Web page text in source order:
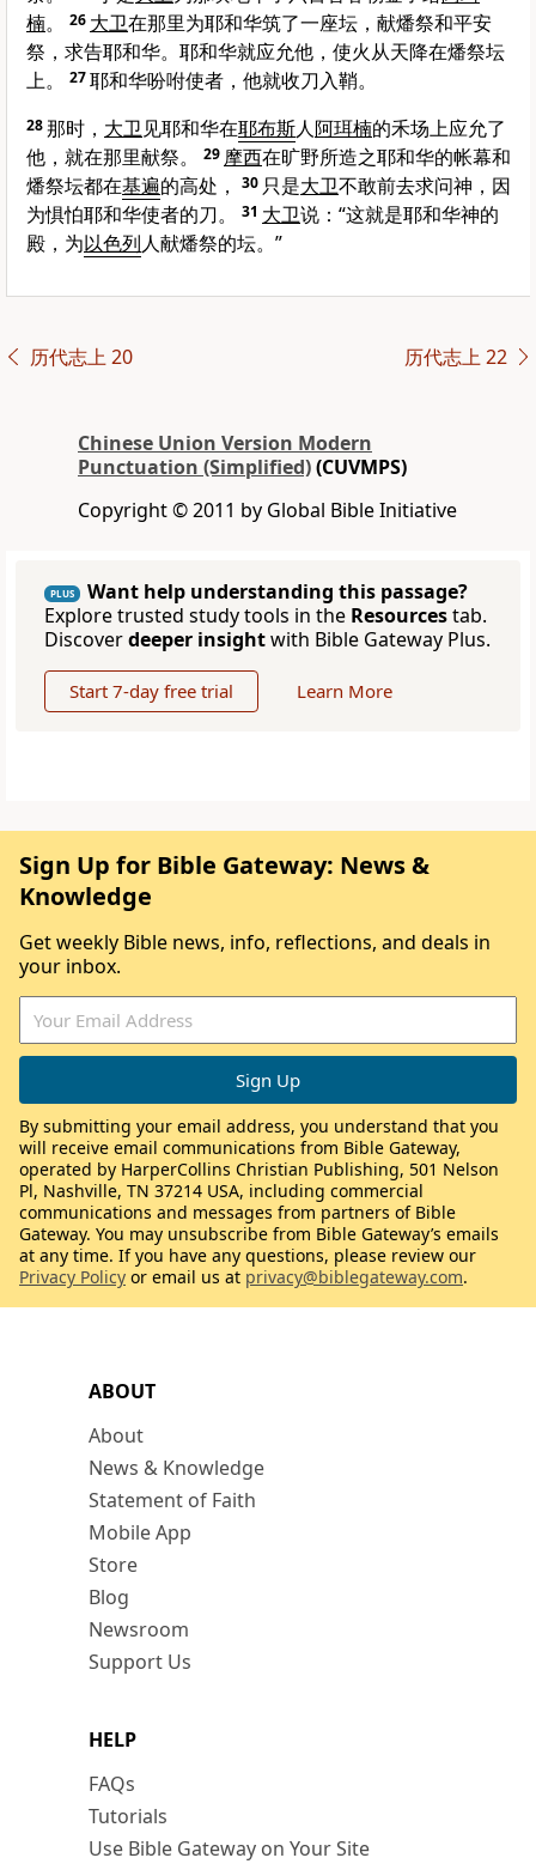
楠。 26 大卫在那里为耶和华筑了一座坛，献燔祭和平安
祭，求告耶和华。耶和华就应允他，使火从天降在燔祭坛
上。
27耶和华吩咐使者，他就收刀入鞘。
28那时， 大卫见耶和华在耶布斯人阿珥楠的禾场上应允了
他，就在那里献祭。
29 摩西在旷野所造之耶和华的帐幕和
燔祭坛都在基遍的高处， 30 只是大卫不敢前去求问神，因
为惧怕耶和华使者的刀。
31 大卫说：“这就是耶和华神的
殿，为以色列人献燔祭的坛。”
历代志上 20 历代志上 22
Chinese Union Version Modern
Punctuation (Simplified)(CUVMPS)
Copyright © 2011 by Global Bible Initiative
PLUS
Want help understanding this passage?
Explore trusted study tools in the Resourcestab.
Discoverdeeper insightwith Bible Gateway Plus.
Start 7-day free trial Learn More
ABOUT
About
News & Knowledge
Statement of Faith
Mobile App
Store
Blog
Newsroom
Support Us
HELP
FAQs
Tutorials
Use Bible Gateway on Your Site
Sign Up for Bible Gateway: News &
Knowledge
Get weekly Bible news, info, reflections, and deals in
your inbox.
By submitting your email address, you understand that you
will receive email communications from Bible Gateway,
operated by HarperCollins Christian Publishing, 501 Nelson
Pl, Nashville, TN 37214 USA, including commercial
communications and messages from partners of Bible
Gateway. You may unsubscribe from Bible Gateway’s emails
at any time. If you have any questions, please review our
Privacy Policy or email us at privacy@biblegateway.com.